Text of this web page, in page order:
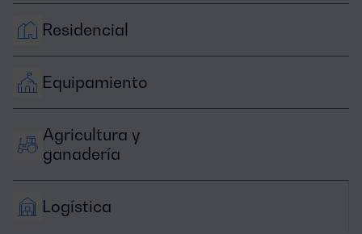
Residencial
Equipamiento
Agricultura y
ganadería
Logística